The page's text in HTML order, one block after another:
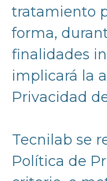
tratamiento
forma,
finalidades
implicará la
Privacidad
Tecnilab se
Política de